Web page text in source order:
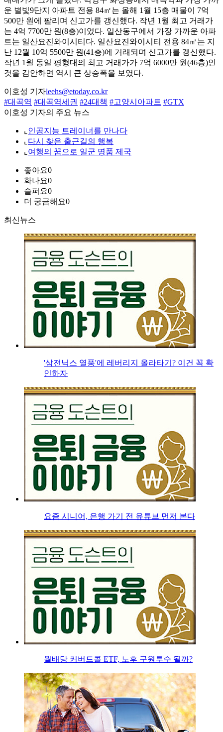
운 별빛9단지 아파트 전용 84㎡는 올해 1월 15층 매물이 7억
500만 원에 팔리며 신고가를 갱신했다. 작년 1월 최고 거래가
는 4억 7700만 원(8층)이었다. 일산동구에서 가장 가까운 아파
트는 일산요진와이시티다. 일산요진와이시티 전용 84㎡는 지
난 12월 10억 5500만 원(41층)에 거래되며 신고가를 갱신했다.
작년 1월 동일 평형대의 최고 거래가가 7억 6000만 원(46층)인
것을 감안하면 역시 큰 상승폭을 보였다.
이호성 기자leehs@etoday.co.kr
#대곡역 #대곡역세권 #24대책 #고양시아파트 #GTX
이호성 기자의 주요 뉴스
⌞ 인공지능 트레이너를 만나다
⌞ 다시 찾은 출근길의 행복
⌞ 여행의 꿈으로 일군 명품 제국
좋아요0
화나요0
슬퍼요0
더 궁금해요0
최신뉴스
'삼전닉스 열풍'에 레버리지 올라타기? 이건 꼭 확
인하자
요즘 시니어, 은행 가기 전 유튜브 먼저 본다
월배당 커버드콜 ETF, 노후 구원투수 될까?